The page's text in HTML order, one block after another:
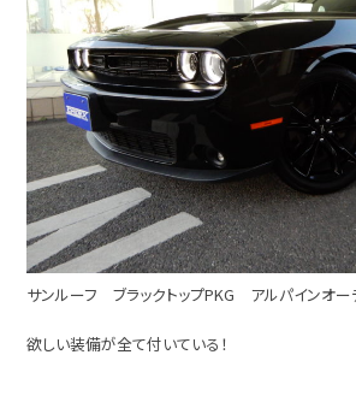
サンルーフ ブラックトップPKG アルパインオー
欲しい装備が全て付いている！